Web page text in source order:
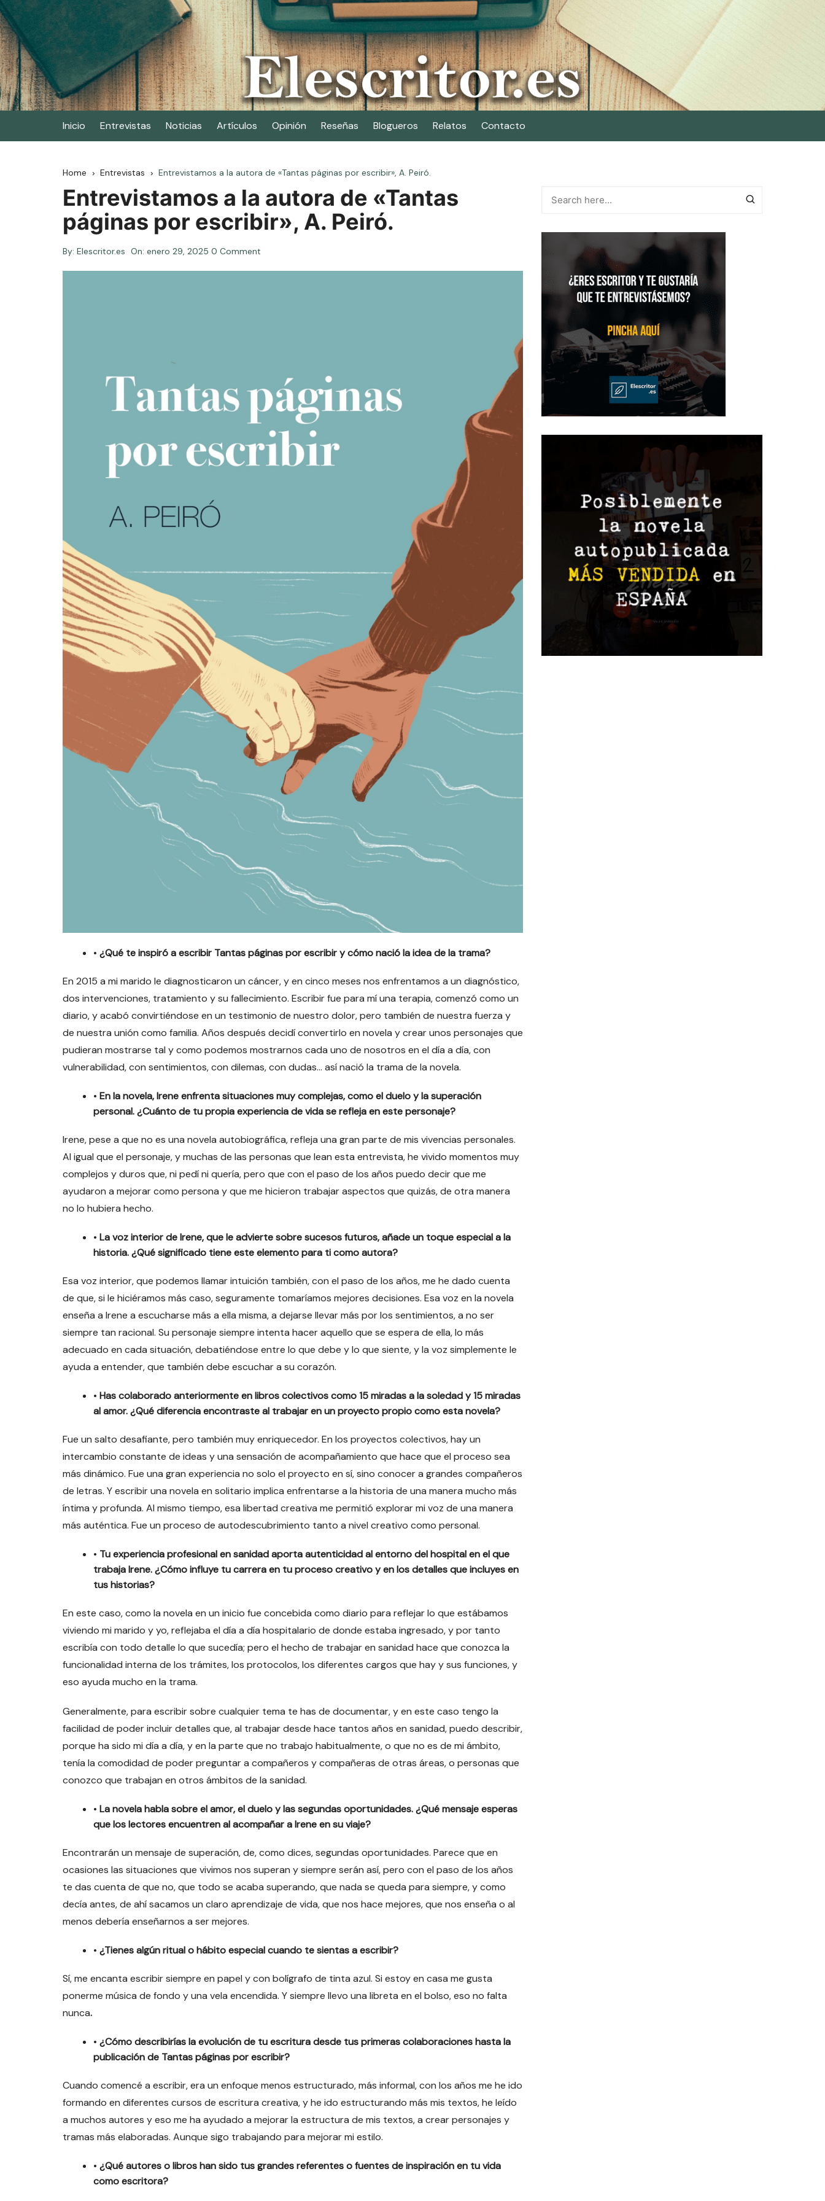
Skip
to
content
Elescritor.es
El periódico digital de los escritores
Inicio Entrevistas Noticias Artículos Opinión Reseñas Blogueros Relatos Contacto
Home Entrevistas Entrevistamos a la autora de «Tantas páginas por escribir», A. Peiró.
Entrevistamos a la autora de «Tantas
páginas por escribir», A. Peiró.
By: Elescritor.es On: enero 29, 2025 0 Comment
• ¿Qué te inspiró a escribir Tantas páginas por escribir y cómo nació la idea de la trama?
En 2015 a mi marido le diagnosticaron un cáncer, y en cinco meses nos enfrentamos a un diagnóstico,
dos intervenciones, tratamiento y su fallecimiento. Escribir fue para mí una terapia, comenzó como un
diario, y acabó convirtiéndose en un testimonio de nuestro dolor, pero también de nuestra fuerza y
de nuestra unión como familia. Años después decidí convertirlo en novela y crear unos personajes que
pudieran mostrarse tal y como podemos mostrarnos cada uno de nosotros en el día a día, con
vulnerabilidad, con sentimientos, con dilemas, con dudas… así nació la trama de la novela.
• En la novela, Irene enfrenta situaciones muy complejas, como el duelo y la superación
personal. ¿Cuánto de tu propia experiencia de vida se refleja en este personaje?
Irene, pese a que no es una novela autobiográfica, refleja una gran parte de mis vivencias personales.
Al igual que el personaje, y muchas de las personas que lean esta entrevista, he vivido momentos muy
complejos y duros que, ni pedí ni quería, pero que con el paso de los años puedo decir que me
ayudaron a mejorar como persona y que me hicieron trabajar aspectos que quizás, de otra manera
no lo hubiera hecho.
• La voz interior de Irene, que le advierte sobre sucesos futuros, añade un toque especial a la
historia. ¿Qué significado tiene este elemento para ti como autora?
Esa voz interior, que podemos llamar intuición también, con el paso de los años, me he dado cuenta
de que, si le hiciéramos más caso, seguramente tomaríamos mejores decisiones. Esa voz en la novela
enseña a Irene a escucharse más a ella misma, a dejarse llevar más por los sentimientos, a no ser
siempre tan racional. Su personaje siempre intenta hacer aquello que se espera de ella, lo más
adecuado en cada situación, debatiéndose entre lo que debe y lo que siente, y la voz simplemente le
ayuda a entender, que también debe escuchar a su corazón.
• Has colaborado anteriormente en libros colectivos como 15 miradas a la soledad y 15 miradas
al amor. ¿Qué diferencia encontraste al trabajar en un proyecto propio como esta novela?
Fue un salto desafiante, pero también muy enriquecedor. En los proyectos colectivos, hay un
intercambio constante de ideas y una sensación de acompañamiento que hace que el proceso sea
más dinámico. Fue una gran experiencia no solo el proyecto en sí, sino conocer a grandes compañeros
de letras. Y escribir una novela en solitario implica enfrentarse a la historia de una manera mucho más
íntima y profunda. Al mismo tiempo, esa libertad creativa me permitió explorar mi voz de una manera
más auténtica. Fue un proceso de autodescubrimiento tanto a nivel creativo como personal.
• Tu experiencia profesional en sanidad aporta autenticidad al entorno del hospital en el que
trabaja Irene. ¿Cómo influye tu carrera en tu proceso creativo y en los detalles que incluyes en
tus historias?
En este caso, como la novela en un inicio fue concebida como diario para reflejar lo que estábamos
viviendo mi marido y yo, reflejaba el día a día hospitalario de donde estaba ingresado, y por tanto
escribía con todo detalle lo que sucedía; pero el hecho de trabajar en sanidad hace que conozca la
funcionalidad interna de los trámites, los protocolos, los diferentes cargos que hay y sus funciones, y
eso ayuda mucho en la trama.
Generalmente, para escribir sobre cualquier tema te has de documentar, y en este caso tengo la
facilidad de poder incluir detalles que, al trabajar desde hace tantos años en sanidad, puedo describir,
porque ha sido mi día a día, y en la parte que no trabajo habitualmente, o que no es de mi ámbito,
tenía la comodidad de poder preguntar a compañeros y compañeras de otras áreas, o personas que
conozco que trabajan en otros ámbitos de la sanidad.
• La novela habla sobre el amor, el duelo y las segundas oportunidades. ¿Qué mensaje esperas
que los lectores encuentren al acompañar a Irene en su viaje?
Encontrarán un mensaje de superación, de, como dices, segundas oportunidades. Parece que en
ocasiones las situaciones que vivimos nos superan y siempre serán así, pero con el paso de los años
te das cuenta de que no, que todo se acaba superando, que nada se queda para siempre, y como
decía antes, de ahí sacamos un claro aprendizaje de vida, que nos hace mejores, que nos enseña o al
menos debería enseñarnos a ser mejores.
• ¿Tienes algún ritual o hábito especial cuando te sientas a escribir?
Sí, me encanta escribir siempre en papel y con bolígrafo de tinta azul. Si estoy en casa me gusta
ponerme música de fondo y una vela encendida. Y siempre llevo una libreta en el bolso, eso no falta
nunca.
• ¿Cómo describirías la evolución de tu escritura desde tus primeras colaboraciones hasta la
publicación de Tantas páginas por escribir?
Cuando comencé a escribir, era un enfoque menos estructurado, más informal, con los años me he ido
formando en diferentes cursos de escritura creativa, y he ido estructurando más mis textos, he leído
a muchos autores y eso me ha ayudado a mejorar la estructura de mis textos, a crear personajes y
tramas más elaboradas. Aunque sigo trabajando para mejorar mi estilo.
• ¿Qué autores o libros han sido tus grandes referentes o fuentes de inspiración en tu vida
como escritora?